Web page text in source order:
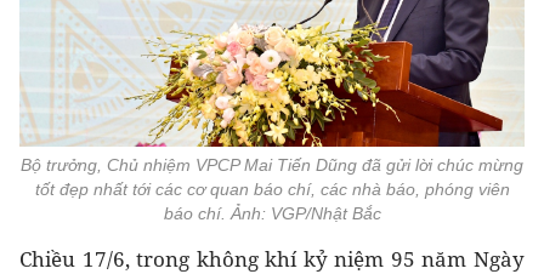
Bộ trưởng, Chủ nhiệm VPCP Mai Tiến Dũng đã gửi lời chúc mừng
tốt đẹp nhất tới các cơ quan báo chí, các nhà báo, phóng viên
báo chí. Ảnh: VGP/Nhật Bắc
Chiều 17/6, trong không khí kỷ niệm 95 năm Ngày